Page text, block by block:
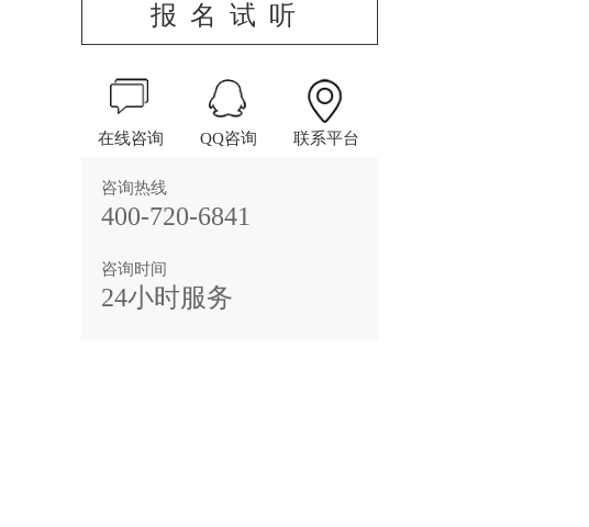
报名试听
在线咨询 QQ咨询 联系平台
咨询热线
400-720-6841
咨询时间
24小时服务